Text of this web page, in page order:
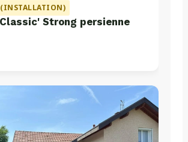
Strong persienne